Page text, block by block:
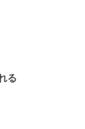
る